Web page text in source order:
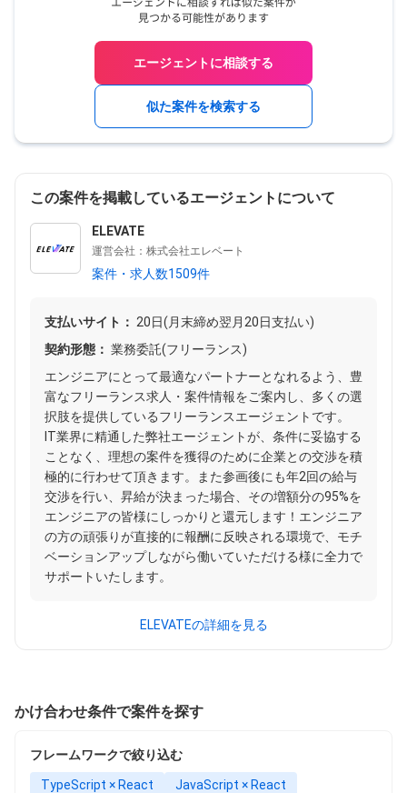
エージェントに相談する
似た案件を検索する
この案件を掲載しているエージェントについて
ELEVATE
運営会社：株式会社エレベート
案件・求人数1509件
支払いサイト： 20日(月末締め翌月20日支払い)
契約形態： 業務委託(フリーランス)
エンジニアにとって最適なパートナーとなれるよう、豊
富なフリーランス求人・案件情報をご案内し、多くの選
択肢を提供しているフリーランスエージェントです。
IT業界に精通した弊社エージェントが、条件に妥協する
ことなく、理想の案件を獲得のために企業との交渉を積
極的に行わせて頂きます。また参画後にも年2回の給与
交渉を行い、昇給が決まった場合、その増額分の95%を
エンジニアの皆様にしっかりと還元します！エンジニア
の方の頑張りが直接的に報酬に反映される環境で、モチ
ベーションアップしながら働いていただける様に全力で
サポートいたします。
ELEVATEの詳細を見る
かけ合わせ条件で案件を探す
フレームワークで絞り込む
TypeScript × React
JavaScript × React